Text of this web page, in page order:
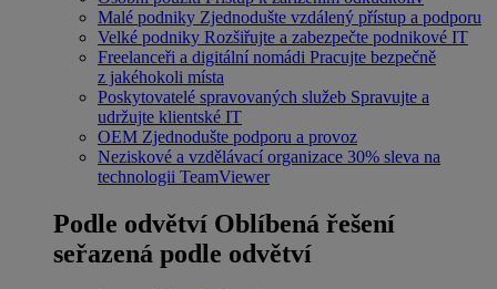
Malé podniky Zjednodušte vzdálený přístup a podporu
Velké podniky Rozšiřujte a zabezpečte podnikové IT
Freelanceři a digitální nomádi Pracujte bezpečně
z jakéhokoli místa
Poskytovatelé spravovaných služeb Spravujte a
udržujte klientské IT
OEM Zjednodušte podporu a provoz
Neziskové a vzdělávací organizace 30% sleva na
technologii TeamViewer
Podle odvětví Oblíbená řešení
seřazená podle odvětví